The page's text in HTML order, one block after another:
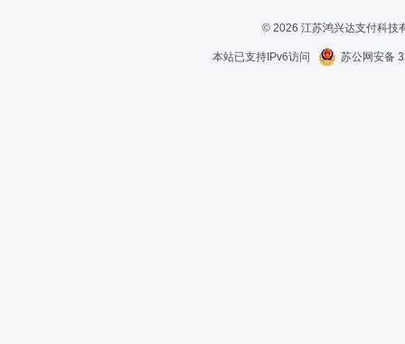
© 2026 江苏鸿兴达支付科技
本站已支持IPv6访问 苏公网安备